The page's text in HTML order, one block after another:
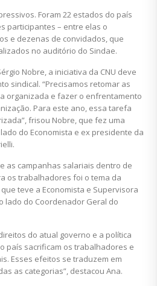
Foram 22 estados do país
participantes – entre elas o
e dezenas de convidados, que
no auditório do Sindae.
Nobre, a iniciativa da CNU deve
sindical. “Precisamos retomar as
organizada e fazer o enfrentamento
Para este ano, essa tarefa
frisou Nobre, que fez uma
do Economista e ex presidente da
as campanhas salariais dentro de
os trabalhadores foi o tema da
teve a Economista e Supervisora
lado do Coordenador Geral do
do atual governo e a política
país sacrificam os trabalhadores e
Esses efeitos se traduzem em
as categorias”, destacou Ana.